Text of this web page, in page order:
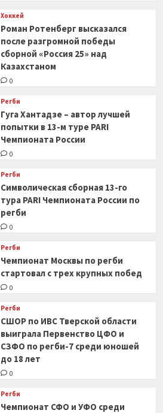
Хоккей
Роман Ротенберг высказался
после разгромной победы
сборной «Россия 25» над
Казахстаном
0
Регби
Гуга Хантадзе – автор лучшей
попытки в 13-м туре PARI
Чемпионата России
0
Регби
Символическая сборная 13-го
тура PARI Чемпионата России по
регби
0
Регби
Чемпионат Москвы по регби
стартовал с трех крупных побед
0
Регби
СШОР по ИВС Тверской области
выиграла Первенство ЦФО и
СЗФО по регби-7 среди юношей
до 18 лет
0
Регби
Чемпионат СФО и УФО среди